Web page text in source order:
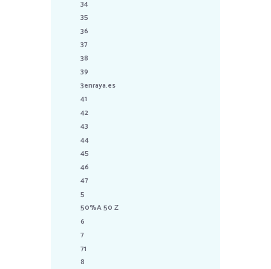
34
35
36
37
38
39
3enraya.es
41
42
43
44
45
46
47
5
50%A 50 Z
6
7
71
8